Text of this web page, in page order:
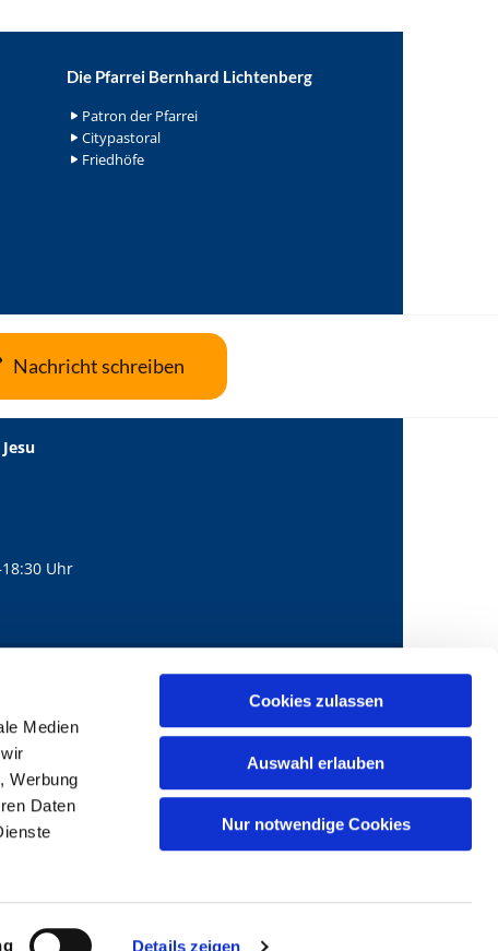
Medien
Werbung
Daten
Details zeigen
Cookies zulassen
Auswahl erlauben
Nur notwendige Cookies
Die Pfarrei Bernhard Lichtenberg
Patron der Pfarrei
Citypastoral
Friedhöfe
Nachricht schreiben
Uhr
mail@bernhard-lichtenberg.berlin